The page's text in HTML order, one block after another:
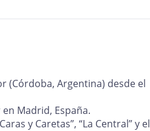
(Córdoba, Argentina) desde el
Madrid, España.
y Caretas”, “La Central” y el